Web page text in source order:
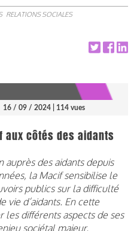
RELATIONS SOCIALES
16 / 09 / 2024 | 114 vues
aux côtés des aidants
auprès des aidants depuis
la Macif sensibilise le
publics sur la difficulté
vie d’aidants. En cette
différents aspects de ses
sociétal majeur.